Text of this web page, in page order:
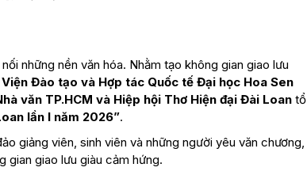
những nền văn hóa. Nhằm tạo không gian giao lưu
Viện Đào tạo và Hợp tác Quốc tế Đại học Hoa Sen
văn TP.HCM và Hiệp hội Thơ Hiện đại Đài Loantổ
lần I năm 2026”.
giảng viên, sinh viên và những người yêu văn chương,
gian giao lưu giàu cảm hứng.